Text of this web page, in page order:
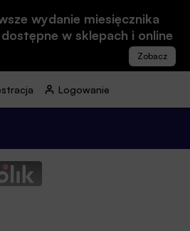
wydanie miesięcznika
dostępne w sklepach i online
Logowanie